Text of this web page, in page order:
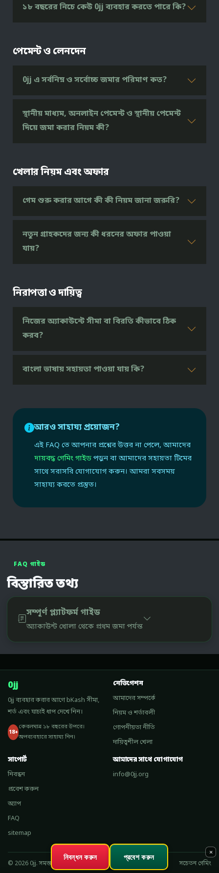
১৮ বছরের নিচে কেউ 0jj ব্যবহার করতে পারে কি?
পেমেন্ট ও লেনদেন
0jj এ সর্বনিম্ন ও সর্বোচ্চ জমার পরিমাণ কত?
স্থানীয় মাধ্যম, অনলাইন পেমেন্ট ও স্থানীয় পেমেন্ট
দিয়ে জমা করার নিয়ম কী?
খেলার নিয়ম এবং অফার
গেম শুরু করার আগে কী কী নিয়ম জানা জরুরি?
নতুন গ্রাহকদের জন্য কী ধরনের অফার পাওয়া
যায়?
নিরাপত্তা ও দায়িত্ব
নিজের অ্যাকাউন্টে সীমা বা বিরতি কীভাবে ঠিক
করব?
বাংলা ভাষায় সহায়তা পাওয়া যায় কি?
আরও সাহায্য প্রয়োজন?
এই FAQ তে আপনার প্রশ্নের উত্তর না পেলে, আমাদের
দায়বদ্ধ গেমিং গাইড পড়ুন বা আমাদের সহায়তা টিমের
সাথে সরাসরি যোগাযোগ করুন। আমরা সবসময়
সাহায্য করতে প্রস্তুত।
FAQ গাইড
বিস্তারিত তথ্য
সম্পূর্ণ প্ল্যাটফর্ম গাইড
অ্যাকাউন্ট খোলা থেকে প্রথম জমা পর্যন্ত
0jj
0jj ব্যবহার করার আগে bKash সীমা,
শর্ত এবং যাচাই ধাপ দেখে নিন।
18+
কেবলমাত্র ১৮ বছরের উপরে।
অপব্যবহারে সাহায্য নিন।
নেভিগেশন
আমাদের সম্পর্কে
নিয়ম ও শর্তাবলী
গোপনীয়তা নীতি
দায়িত্বশীল খেলা
সাপোর্ট
নিবন্ধন
প্রবেশ করুন
অ্যাপ
FAQ
sitemap
আমাদের সাথে যোগাযোগ
info@0jj.org
© 2026 0jj. সমস্ত অধিকার সংরক্ষিত। সচেতন গেমিং
×
নিবন্ধন করুন প্রবেশ করুন